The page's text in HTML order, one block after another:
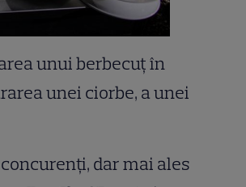
unui berbecuţ în
unei ciorbe, a unei
dar mai ales